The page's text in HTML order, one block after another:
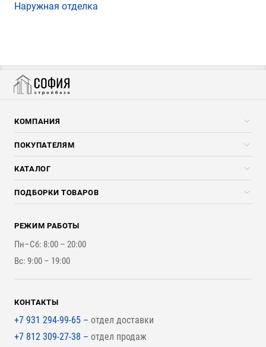
Наружная отделка
КОМПАНИЯ
Компания
Услуги
ПОКУПАТЕЛЯМ
Скидки стройкомпаниям
Доставка и разгрузка
Оплата и Возврат
Наши работы
КАТАЛОГ
Погонажные изделия
Брикеты, Дрова, Стружка
Стройматериалы
Инструменты
ПОДБОРКИ ТОВАРОВ
Для бутерброда стены
Для наружной отделки
Для покрытия крыши
РЕЖИМ РАБОТЫ
Пн–Сб: 8:00 – 20:00
Вс: 9:00 – 19:00
КОНТАКТЫ
+7 931 294-99-65 – отдел доставки
+7 812 309-27-38 – отдел продаж